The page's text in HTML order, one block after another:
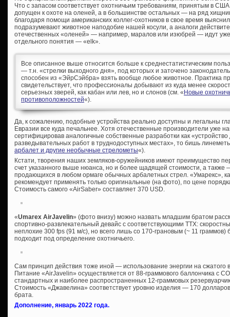
Что с запасом соответствует охотничьим требованиям, принятым в
допущен к охоте на оленей, а в большинстве остальных — на ряд
благодаря помощи американских коллег-охотников в свое время
подразумевают животное наподобие нашей косули, а аналоги
отечественных «оленей» — например, маралов или изюбрей — идут уже
отдельного понятия — «elk».
Все описанное выше относится больше к среднестатистическим
— т.н. «стрелки выходного дня», под которых и заточено
способен из «ЭйрСэйбра» взять вообще любое животное. Практика
свидетельствует, что профессионалы добывают из куда менее
серьезных зверей, как кабан или лев, но и слонов (см. «Новые
противоположностей«).
Да, к сожалению, подобные устройства реально доступны и легальны
Евразии все куда печальнее. Хотя отечественные производители уже
сертифицировав аналогичные собственные разработки как
разведывательных работ в труднодоступных местах», то бишь
арбалет и другие необычные стрелометы«).
Кстати, творения наших земляков-оружейников имеют преимущество
счет указанного выше нюанса, но и более щадящей стоимости, а также
продающихся в любом ормаге обычных арбалетных стрел. «Умарекс»,
рекомендует применять только оригинальные (на фото), по цене
Стоимость самого «AirSaber» составляет 370 USD.
«Umarex AirJavelin» (фото внизу) можно назвать младшим братом
спортивно-развлекательный девайс с соответствующими ТТХ:
неплохие 300 fps (91 м/с), но всего лишь со 170-грановым (~ 11 граммов)
подходит под определение охотничьего.
Сам принцип действия тоже иной — использование энергии на сжатого
Питание «AirJavelin» осуществляется от 88-граммового баллончика с
стандартных и наиболее распространенных 12-граммовых
Стоимость «Джавелина» соответствует уровню изделия — 170
брата.
Дополнение, январь 2022 года.